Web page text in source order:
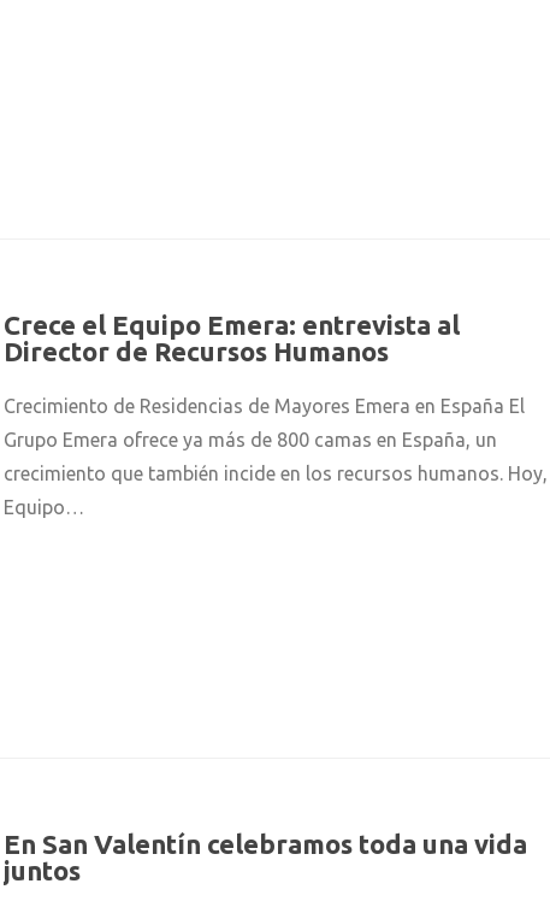
Crece el Equipo Emera: entrevista al
Director de Recursos Humanos
Crecimiento de Residencias de Mayores Emera en España El
Grupo Emera ofrece ya más de 800 camas en España, un
crecimiento que también incide en los recursos humanos. Hoy,
Equipo…
En San Valentín celebramos toda una vida
juntos